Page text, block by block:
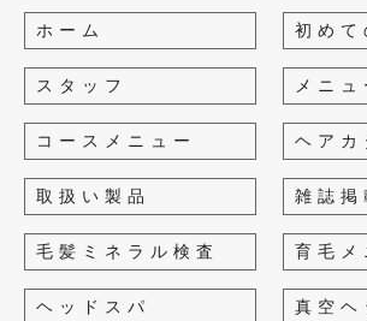
ホーム 初めて
スタッフ メニュ
コースメニュー ヘアカ
取扱い製品 雑誌掲
毛髪ミネラル検査 育毛メ
ヘッドスパ 真空ヘ